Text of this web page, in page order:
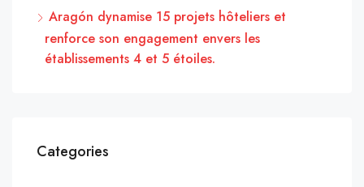
Aragón dynamise 15 projets hôteliers et
renforce son engagement envers les
établissements 4 et 5 étoiles.
Categories